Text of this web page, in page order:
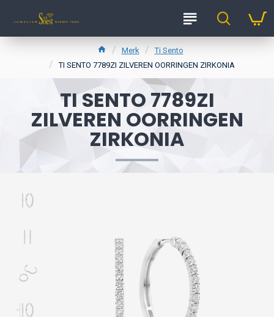
Merk
Ti Sento
TI SENTO 7789ZI ZILVEREN OORRINGEN ZIRKONIA
TI SENTO 7789ZI
ZILVEREN OORRINGEN
ZIRKONIA